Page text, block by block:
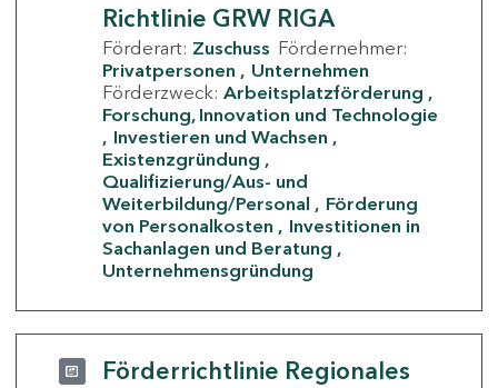
Richtlinie GRW RIGA
Förderart: Zuschuss Fördernehmer:
Privatpersonen
Unternehmen
Förderzweck: Arbeitsplatzförderung
Forschung, Innovation und Technologie
Investieren und Wachsen
Existenzgründung
Qualifizierung/Aus- und
Weiterbildung/Personal
Förderung
von Personalkosten
Investitionen in
Sachanlagen und Beratung
Unternehmensgründung
Förderrichtlinie Regionales